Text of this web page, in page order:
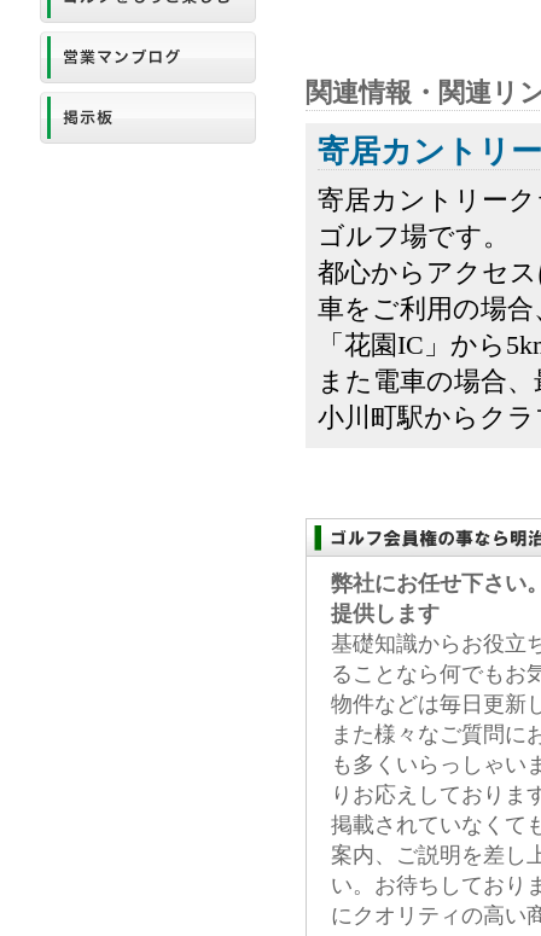
関連情報・関連リ
寄居カントリ
寄居カントリー
ゴルフ場です。
都心からアクセ
車をご利用の場
「花園IC」から
また電車の場合
小川町駅からク
弊社にお任せ下さい
提供します
基礎知識からお役立
ることなら何でもお
物件などは毎日更新
また様々なご質問に
も多くいらっしゃい
りお応えしておりま
掲載されていなくて
案内、ご説明を差し
い。お待ちしており
にクオリティの高い